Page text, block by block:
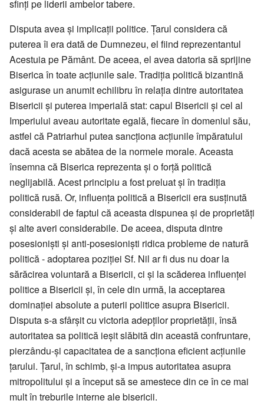
sfinţi pe liderii ambelor tabere.
Disputa avea şi implicaţii politice. Ţarul considera că
puterea îi era dată de Dumnezeu, el fiind reprezentantul
Acestuia pe Pământ. De aceea, el avea datoria să sprijine
Biserica în toate acţiunile sale. Tradiţia politică bizantină
asigurase un anumit echilibru în relaţia dintre autoritatea
Bisericii şi puterea imperială stat: capul Bisericii şi cel al
Imperiului aveau autoritate egală, fiecare în domeniul său,
astfel că Patriarhul putea sancţiona acţiunile împăratului
dacă acesta se abătea de la normele morale. Aceasta
însemna că Biserica reprezenta şi o forţă politică
neglijabilă. Acest principiu a fost preluat şi în tradiţia
politică rusă. Or, influenţa politică a Bisericii era susţinută
considerabil de faptul că aceasta dispunea şi de proprietăţi
şi alte averi considerabile. De aceea, disputa dintre
posesionişti şi anti-posesionişti ridica probleme de natură
politică - adoptarea poziţiei Sf. Nil ar fi dus nu doar la
sărăcirea voluntară a Bisericii, ci şi la scăderea influenţei
politice a Bisericii şi, în cele din urmă, la acceptarea
dominaţiei absolute a puterii politice asupra Bisericii.
Disputa s-a sfârşit cu victoria adepţilor proprietăţii, însă
autoritatea sa politică ieşit slăbită din această confruntare,
pierzându-şi capacitatea de a sancţiona eficient acţiunile
ţarului. Ţarul, în schimb, şi-a impus autoritatea asupra
mitropolitului şi a început să se amestece din ce în ce mai
mult în treburile interne ale bisericii.